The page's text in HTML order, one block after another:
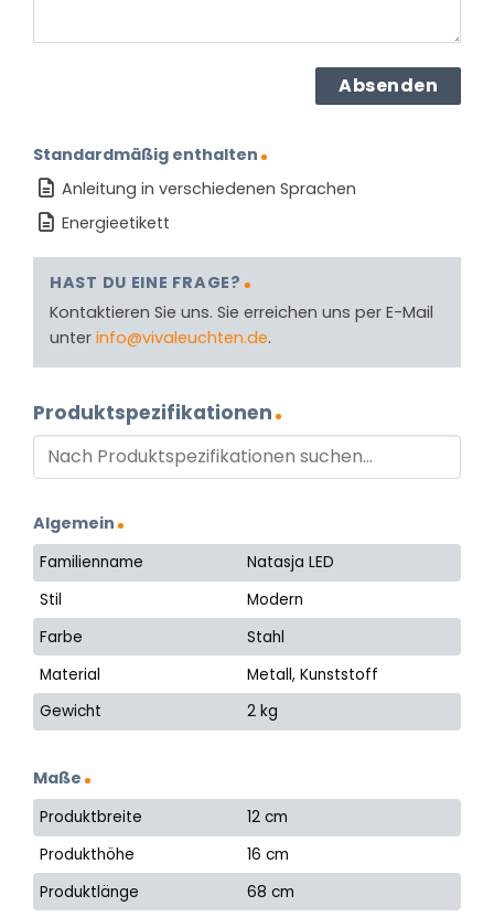
Standardmäßig enthalten
Anleitung in verschiedenen Sprachen
Energieetikett
HAST DU EINE FRAGE?
Kontaktieren Sie uns. Sie erreichen uns per E-Mail
unter info@vivaleuchten.de.
Produktspezifikationen
Algemein
Familienname
Natasja LED
Stil
Modern
Farbe
Stahl
Material
Metall, Kunststoff
Gewicht
2 kg
Maße
Produktbreite
12 cm
Produkthöhe
16 cm
Produktlänge
68 cm